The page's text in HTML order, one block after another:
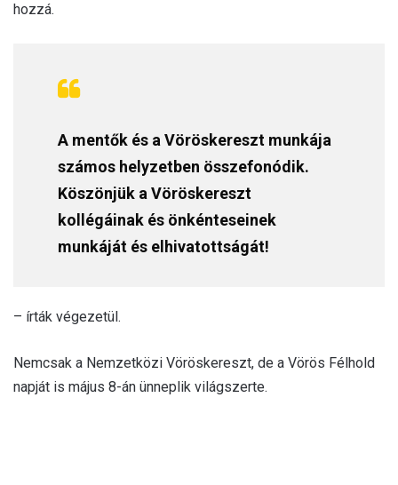
hozzá.
A mentők és a Vöröskereszt munkája
számos helyzetben összefonódik.
Köszönjük a Vöröskereszt
kollégáinak és önkénteseinek
munkáját és elhivatottságát!
– írták végezetül.
Nemcsak a Nemzetközi Vöröskereszt, de a Vörös Félhold
napját is május 8-án ünneplik világszerte.